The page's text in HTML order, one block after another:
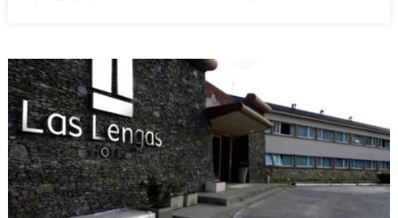
Jam
en
Río
Grande